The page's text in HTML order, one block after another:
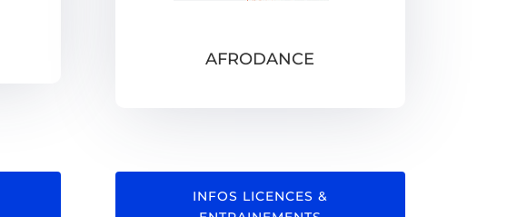
AFRODANCE
INFOS LICENCES &